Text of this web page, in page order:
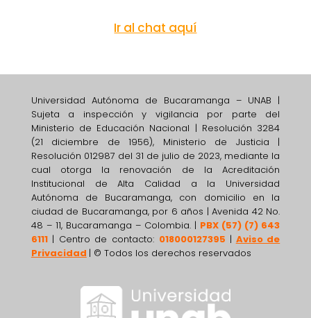
Ir al chat aquí
Universidad Autónoma de Bucaramanga – UNAB |
Sujeta a inspección y vigilancia por parte del
Ministerio de Educación Nacional | Resolución 3284
(21 diciembre de 1956), Ministerio de Justicia |
Resolución 012987 del 31 de julio de 2023, mediante la
cual otorga la renovación de la Acreditación
Institucional de Alta Calidad a la Universidad
Autónoma de Bucaramanga, con domicilio en la
ciudad de Bucaramanga, por 6 años | Avenida 42 No.
48 – 11, Bucaramanga – Colombia. | PBX (57) (7) 643
6111| Centro de contacto: 018000127395 | Aviso de
Privacidad | © Todos los derechos reservados